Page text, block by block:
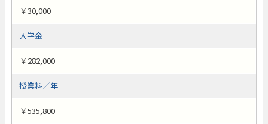
￥30,000
入学金
￥282,000
授業料／年
￥535,800